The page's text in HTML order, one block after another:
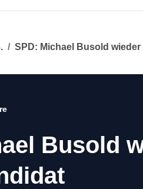
SPD: Michael Busold
Busold